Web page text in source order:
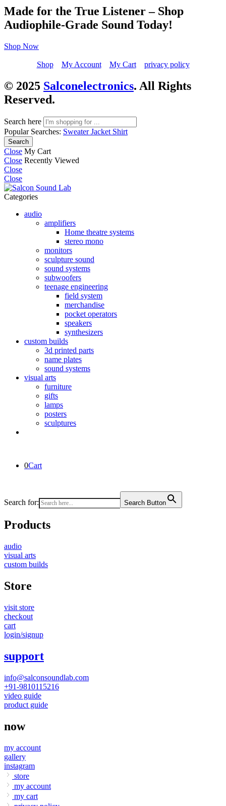
Made for the True Listener – Shop
Audiophile-Grade Sound Today!
Shop Now
Shop My Account My Cart privacy policy
© 2025 Salconelectronics. All Rights
Reserved.
Search here
Popular Searches: SweaterJacket Shirt
Search
Close My Cart
Close Recently Viewed
Close
Close
Categories
audio
amplifiers
Home theatre systems
stereo mono
monitors
sculpture sound
sound systems
subwoofers
teenage engineering
field system
merchandise
pocket operators
speakers
synthesizers
custom builds
3d printed parts
name plates
sound systems
visual arts
furniture
gifts
lamps
posters
sculptures
0Cart
Search for: Search Button
Products
audio
visual arts
custom builds
Store
visit store
checkout
cart
login/signup
support
info@salconsoundlab.com
+91-9810115216
video guide
product guide
now
my account
gallery
instagram
store
my account
my cart